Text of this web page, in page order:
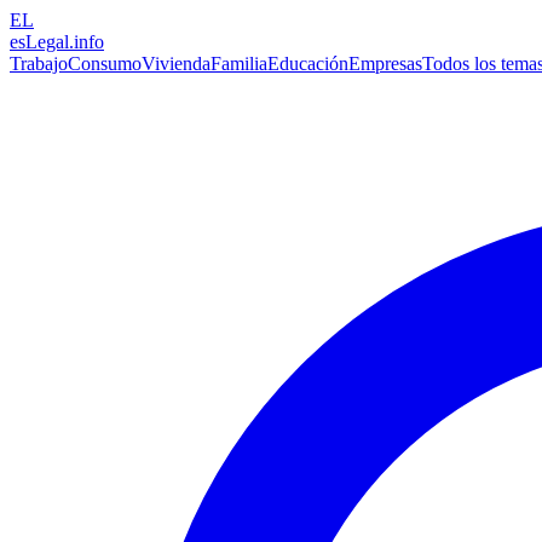
EL
esLegal.info
TrabajoConsumoViviendaFamiliaEducaciónEmpresasTodos los